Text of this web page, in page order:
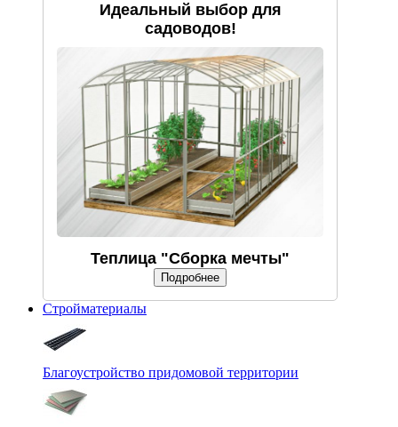
Идеальный выбор для
садоводов!
Теплица "Сборка мечты"
Подробнее
Стройматериалы
Благоустройство придомовой территории